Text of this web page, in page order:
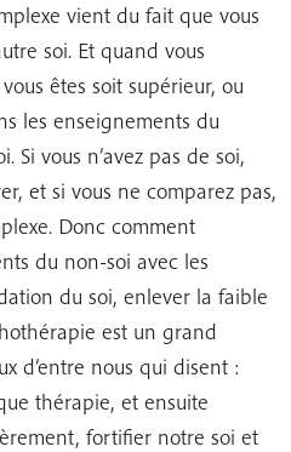
vient du fait que vous
soi. Et quand vous
êtes soit supérieur, ou
les enseignements du
Si vous n’avez pas de soi,
et si vous ne comparez pas,
Donc comment
du non-soi avec les
du soi, enlever la faible
est un grand
d’entre nous qui disent :
thérapie, et ensuite
fortifier notre soi et